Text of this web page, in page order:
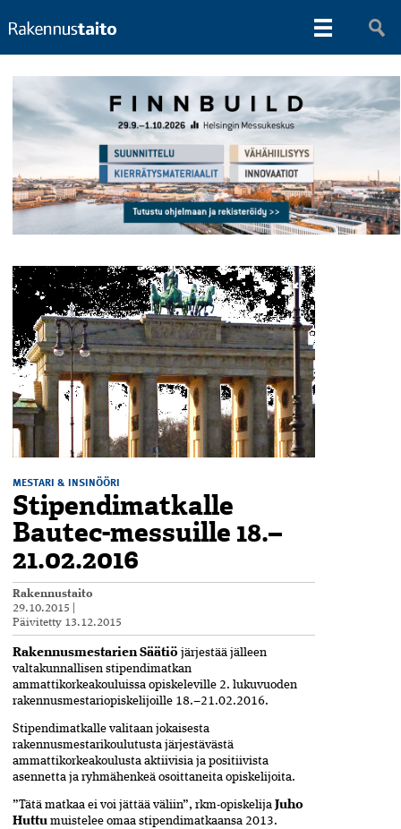
MESTARI & INSINÖÖRI
Stipendimatkalle
Bautec-messuille 18.–
21.02.2016
Rakennustaito
29.10.2015
Päivitetty 13.12.2015
Rakennusmestarien Säätiö järjestää jälleen
valtakunnallisen stipendimatkan
ammattikorkeakouluissa opiskeleville 2. lukuvuoden
rakennusmestariopiskelijoille 18.–21.02.2016.
Stipendimatkalle valitaan jokaisesta
rakennusmestarikoulutusta järjestävästä
ammattikorkeakoulusta aktiivisia ja positiivista
asennetta ja ryhmähenkeä osoittaneita opiskelijoita.
”Tätä matkaa ei voi jättää väliin”, rkm-opiskelija Juho
Huttu muistelee omaa stipendimatkaansa 2013.